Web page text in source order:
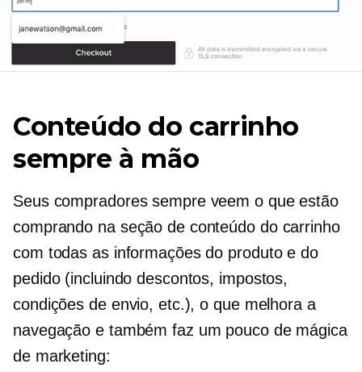
Conteúdo do carrinho
sempre à mão
Seus compradores sempre veem o que estão
comprando na seção de conteúdo do carrinho
com todas as informações do produto e do
pedido (incluindo descontos, impostos,
condições de envio, etc.), o que melhora a
navegação e também faz um pouco de mágica
de marketing: